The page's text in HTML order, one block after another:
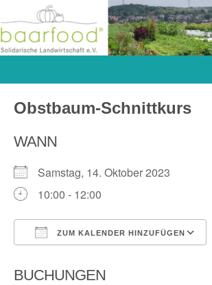
Obstbaum-Schnittkurs
WANN
Samstag, 14. Oktober 2023
10:00 - 12:00
ZUM KALENDER HINZUFÜGEN
BUCHUNGEN